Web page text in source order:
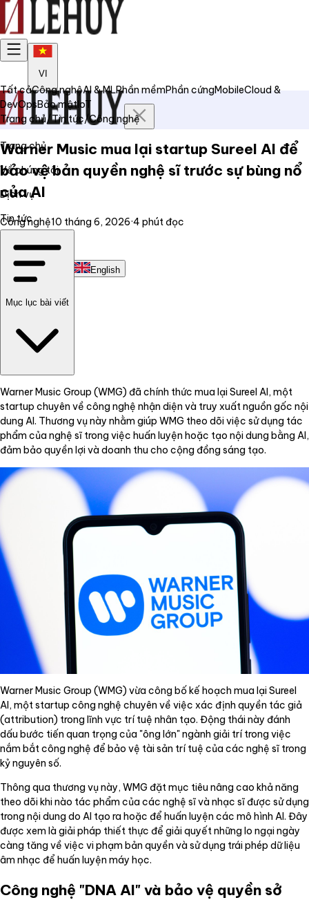
VI
Trang chủ
Về chúng tôi
Dịch vụ
Tin tức
Liên hệ
Tiếng Việt English
Tất cảCông nghệAI & MLPhần mềmPhần cứngMobileCloud &
DevOpsBảo mậtIoT
Trang chủ/Tin tức/Công nghệ
Warner Music mua lại startup Sureel AI để
bảo vệ bản quyền nghệ sĩ trước sự bùng nổ
của AI
Công nghệ10 tháng 6, 2026·4 phút đọc
Mục lục bài viết
Warner Music Group (WMG) đã chính thức mua lại Sureel AI, một
startup chuyên về công nghệ nhận diện và truy xuất nguồn gốc nội
dung AI. Thương vụ này nhằm giúp WMG theo dõi việc sử dụng tác
phẩm của nghệ sĩ trong việc huấn luyện hoặc tạo nội dung bằng AI,
đảm bảo quyền lợi và doanh thu cho cộng đồng sáng tạo.
Warner Music Group (WMG) vừa công bố kế hoạch mua lại Sureel
AI, một startup công nghệ chuyên về việc xác định quyền tác giả
(attribution) trong lĩnh vực trí tuệ nhân tạo. Động thái này đánh
dấu bước tiến quan trọng của "ông lớn" ngành giải trí trong việc
nắm bắt công nghệ để bảo vệ tài sản trí tuệ của các nghệ sĩ trong
kỷ nguyên số.
Thông qua thương vụ này, WMG đặt mục tiêu nâng cao khả năng
theo dõi khi nào tác phẩm của các nghệ sĩ và nhạc sĩ được sử dụng
trong nội dung do AI tạo ra hoặc để huấn luyện các mô hình AI. Đây
được xem là giải pháp thiết thực để giải quyết những lo ngại ngày
càng tăng về việc vi phạm bản quyền và sử dụng trái phép dữ liệu
âm nhạc để huấn luyện máy học.
Công nghệ "DNA AI" và bảo vệ quyền sở